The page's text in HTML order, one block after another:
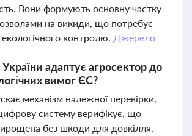
Вони формують основну частку
на викиди, що потребує
контролю. Джерело
адаптує агросектор до
вимог ЄС?
механізм належної перевірки,
систему верифікує, що
без шкоди для довкілля,